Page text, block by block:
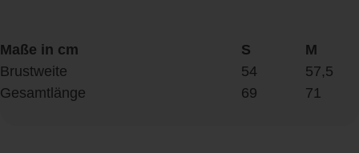
Maße in cm S
M
Brustweite
54
57,5
Gesamtlänge
69 71